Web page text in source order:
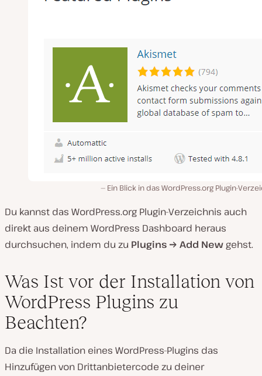
Ein Blick in das WordPress.org Plugin-
Du kannst das WordPress.org Plugin-Verzeichnis auch
direkt aus deinem WordPress Dashboard heraus
durchsuchen, indem du zu Plugins → Add New gehst.
Was Ist vor der Installation von
WordPress Plugins zu
Beachten?
Da die Installation eines WordPress-Plugins das
Hinzufügen von Drittanbietercode zu deiner